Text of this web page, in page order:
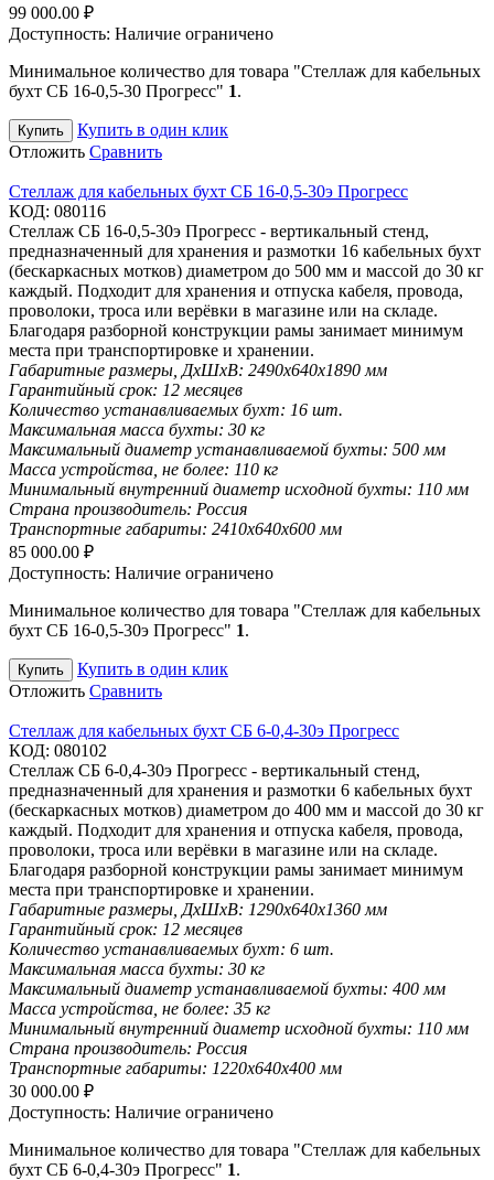
99 000.00 ₽
Доступность: Наличие ограничено
Минимальное количество для товара "Стеллаж для кабельных
бухт СБ 16-0,5-30 Прогресс" 1.
Купить
Купить в один клик
Отложить Сравнить
Стеллаж для кабельных бухт СБ 16-0,5-30э Прогресс
КОД: 080116
Стеллаж СБ 16-0,5-30э Прогресс - вертикальный стенд,
предназначенный для хранения и размотки 16 кабельных бухт
(бескаркасных мотков) диаметром до 500 мм и массой до 30 кг
каждый. Подходит для хранения и отпуска кабеля, провода,
проволоки, троса или верёвки в магазине или на складе.
Благодаря разборной конструкции рамы занимает минимум
места при транспортировке и хранении.
Габаритные размеры, ДхШхВ: 2490х640х1890 мм
Гарантийный срок: 12 месяцев
Количество устанавливаемых бухт: 16 шт.
Максимальная масса бухты: 30 кг
Максимальный диаметр устанавливаемой бухты: 500 мм
Масса устройства, не более: 110 кг
Минимальный внутренний диаметр исходной бухты: 110 мм
Страна производитель: Россия
Транспортные габариты: 2410х640х600 мм
85 000.00 ₽
Доступность: Наличие ограничено
Минимальное количество для товара "Стеллаж для кабельных
бухт СБ 16-0,5-30э Прогресс" 1.
Купить
Купить в один клик
Отложить Сравнить
Стеллаж для кабельных бухт СБ 6-0,4-30э Прогресс
КОД: 080102
Стеллаж СБ 6-0,4-30э Прогресс - вертикальный стенд,
предназначенный для хранения и размотки 6 кабельных бухт
(бескаркасных мотков) диаметром до 400 мм и массой до 30 кг
каждый. Подходит для хранения и отпуска кабеля, провода,
проволоки, троса или верёвки в магазине или на складе.
Благодаря разборной конструкции рамы занимает минимум
места при транспортировке и хранении.
Габаритные размеры, ДхШхВ: 1290х640х1360 мм
Гарантийный срок: 12 месяцев
Количество устанавливаемых бухт: 6 шт.
Максимальная масса бухты: 30 кг
Максимальный диаметр устанавливаемой бухты: 400 мм
Масса устройства, не более: 35 кг
Минимальный внутренний диаметр исходной бухты: 110 мм
Страна производитель: Россия
Транспортные габариты: 1220х640х400 мм
30 000.00 ₽
Доступность: Наличие ограничено
Минимальное количество для товара "Стеллаж для кабельных
бухт СБ 6-0,4-30э Прогресс" 1.